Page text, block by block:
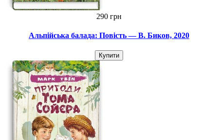
290 грн
Альпійська балада: Повість — В. Биков, 2020
Купити